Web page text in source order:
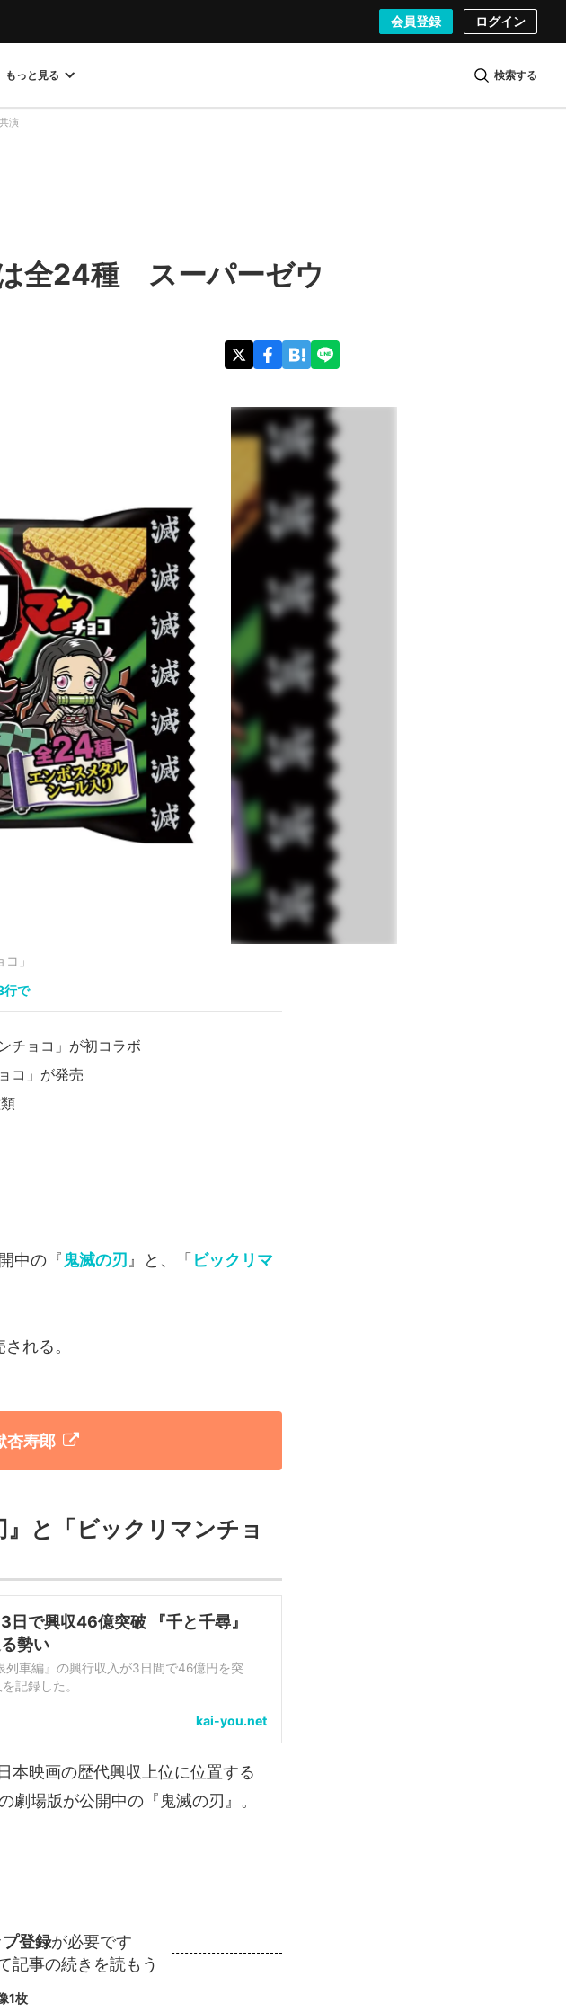
会員登録 ログイン
もっと見る 検索する
演
は全24種 スーパーゼウ
」
行で
チョコ」が初コラボ
コ」が発売
中の『 鬼滅の刃 』と、「 ビックリマ
れる。
杏寿郎
と「ビックリマンチョ
日で興収46億突破 『千と千尋』
勢い
列車編』の興行収入が3日間で46億円を突
記録した。
ら10月18日までの興行収入／動員数の合計と
りとなる。
車編』10月16日〜10月18日の興行収入
万507人／興…
kai-you.net
本映画の歴代興収上位に位置する
劇場版が公開中の『鬼滅の刃』。
登録が必要です
記事の続きを読もう
1枚